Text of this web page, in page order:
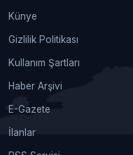
Künye
Gizlilik Politikası
Kullanım Şartları
Haber Arşivi
E-Gazete
İlanlar